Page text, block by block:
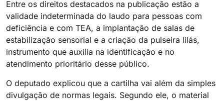
Entre os direitos destacados na publicação estão a
validade indeterminada do laudo para pessoas com
deficiência e com TEA, a implantação de salas de
estabilização sensorial e a criação da pulseira lilás,
instrumento que auxilia na identificação e no
atendimento prioritário desse público.
O deputado explicou que a cartilha vai além da simples
divulgação de normas legais. Segundo ele, o material